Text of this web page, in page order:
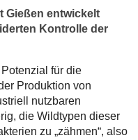
Gießen entwickelt
Kontrolle der
für die
Produktion von
nutzbaren
die Wildtypen dieser
zu „zähmen“, also